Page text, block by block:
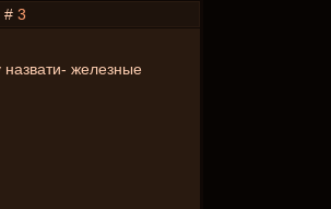
# 3
железные